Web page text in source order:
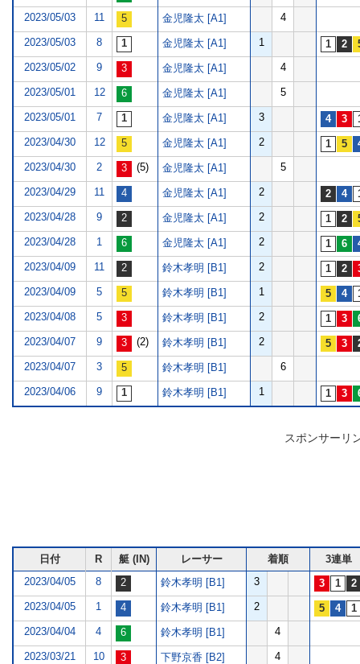
2023/05/03 11 金児隆太 [A1] 4
2023/05/03 8 金児隆太 [A1] 1
2023/05/02 9 金児隆太 [A1] 4
2023/05/01 12 金児隆太 [A1] 5
2023/05/01 7 金児隆太 [A1] 3
2023/04/30 12 金児隆太 [A1] 2
2023/04/30 2 (5) 金児隆太 [A1] 5
2023/04/29 11 金児隆太 [A1] 2
2023/04/28 9 金児隆太 [A1] 2
2023/04/28 1 金児隆太 [A1] 2
2023/04/09 11 鈴木孝明 [B1] 2
2023/04/09 5 鈴木孝明 [B1] 1
2023/04/08 5 鈴木孝明 [B1] 2
2023/04/07 9 (2) 鈴木孝明 [B1] 2
2023/04/07 3 鈴木孝明 [B1] 6
2023/04/06 9 鈴木孝明 [B1] 1
スポンサーリ
日付 R 艇 (IN) レーサー 着順
3連単
2023/04/05
8 鈴木孝明 [B1] 3
2023/04/05 1 鈴木孝明 [B1] 2
2023/04/04 4 鈴木孝明 [B1] 4
2023/03/21 10 下野京香 [B2] 4